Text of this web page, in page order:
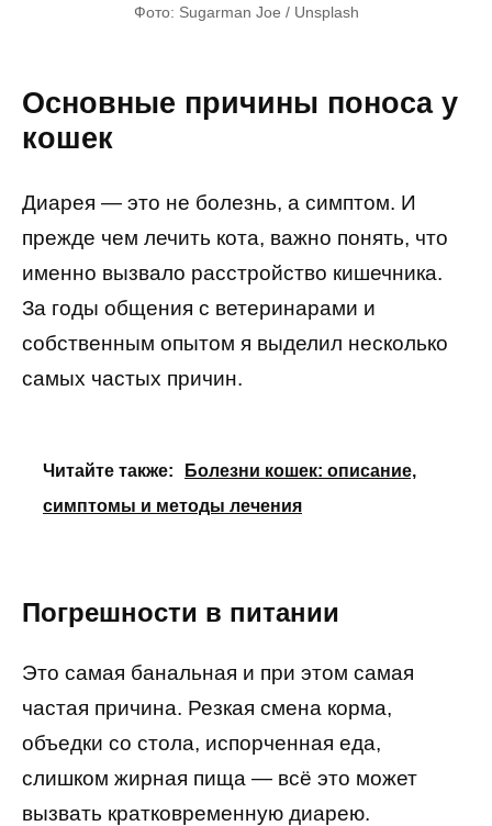
Фото: Sugarman Joe / Unsplash
Основные причины поноса у
кошек
Диарея — это не болезнь, а симптом. И
прежде чем лечить кота, важно понять, что
именно вызвало расстройство кишечника.
За годы общения с ветеринарами и
собственным опытом я выделил несколько
самых частых причин.
Читайте также:
Болезни кошек: описание,
симптомы и методы лечения
Погрешности в питании
Это самая банальная и при этом самая
частая причина. Резкая смена корма,
объедки со стола, испорченная еда,
слишком жирная пища — всё это может
вызвать кратковременную диарею.